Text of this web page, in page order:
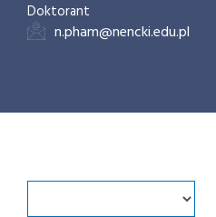
Doktorant
n.pham@nencki.edu.pl